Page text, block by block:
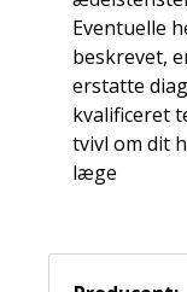
Eventuelle
beskrevet,
erstatte
kvalificeret
tvivl om dit
læge